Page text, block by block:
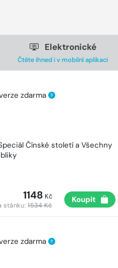
Elektronické
Čtěte ihned i v mobilní aplikaci
zdarma ?
Čínské století a Všechny
1148 Kč
stánku:1534 Kč
Koupit
zdarma ?